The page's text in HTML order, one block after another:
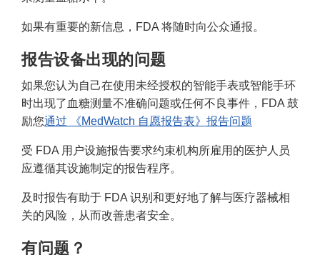
如果有重要的新信息，FDA 将随时向公众通报。
报告设备出现的问题
如果您认为自己在使用未经授权的智能手表或智能手环
时出现了血糖测量不准确问题或任何不良事件，FDA 鼓
励您通过 《MedWatch 自愿报告表》报告问题
受 FDA 用户设施报告要求约束机构所雇用的医护人员
应遵循其设施制定的报告程序。
及时报告有助于 FDA 识别和更好地了解与医疗器械相
关的风险，从而改善患者安全。
有问题？